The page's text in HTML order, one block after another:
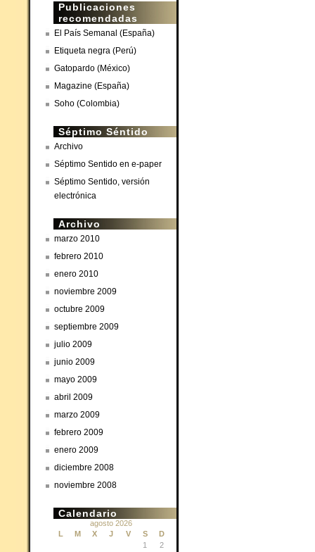
Publicaciones
recomendadas
El País Semanal (España)
Etiqueta negra (Perú)
Gatopardo (México)
Magazine (España)
Soho (Colombia)
Séptimo Séntido
Archivo
Séptimo Sentido en e-paper
Séptimo Sentido, versión
electrónica
Archivo
marzo 2010
febrero 2010
enero 2010
noviembre 2009
octubre 2009
septiembre 2009
julio 2009
junio 2009
mayo 2009
abril 2009
marzo 2009
febrero 2009
enero 2009
diciembre 2008
noviembre 2008
Calendario
agosto 2026
L
M X J V S
D
1
2